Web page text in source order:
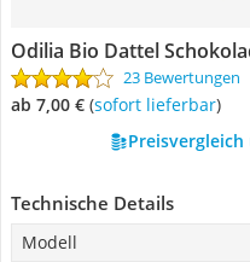
Odilia Bio Dattel
23 Bewertungen
ab 7,00 € ( Sofort lieferbar)
Technische Details
Modell